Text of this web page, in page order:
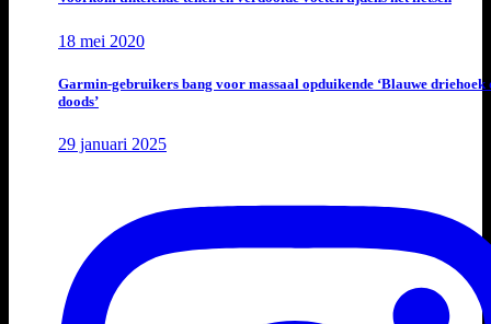
18 mei 2020
Garmin-gebruikers bang voor massaal opduikende ‘Blauwe driehoek
doods’
29 januari 2025